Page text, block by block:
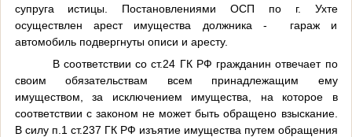
супруга истицы. Постановлениями ОСП по г. Ухте
осуществлен арест имущества должника - гараж и
автомобиль подвергнуты описи и аресту.
В соответствии со ст.24 ГК РФ гражданин отвечает по
своим обязательствам всем принадлежащим ему
имуществом, за исключением имущества, на которое в
соответствии с законом не может быть обращено взыскание.
В силу п.1 ст.237 ГК РФ изъятие имущества путем обращения